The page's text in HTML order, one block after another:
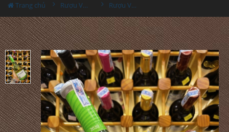
Trang chủ Rượu Vang Rượu Vang Trắng Pháp JP Chenet Colombard Chardonnay